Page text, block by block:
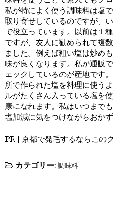
私が特によく使う調味料は塩
取り寄せしているのですが、
で役立っています。以前は１
ですが、友人に勧められて複
ました。例えば粗い塩は炒め
味が良くなります。私が通販
ェックしているのが産地です
所で作られた塩を料理に使う
ルがたくさん入っている塩を
康になれます。私はいつまで
塩加減に気をつけながらおかず
PR | 京都で発毛するならこの
カテゴリー: 調味料